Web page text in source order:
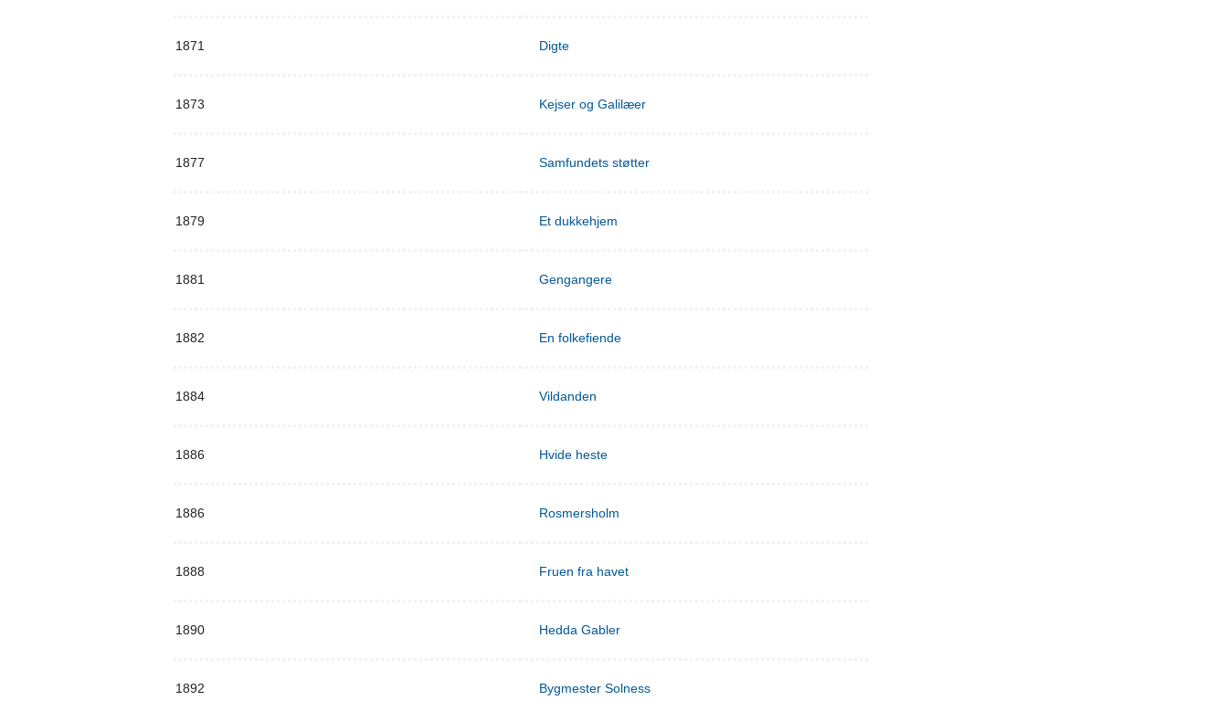
1871 Digte
1873 Kejser og Galilæer
1877 Samfundets støtter
1879 Et dukkehjem
1881 Gengangere
1882 En folkefiende
1884 Vildanden
1886 Hvide heste
1886 Rosmersholm
1888 Fruen fra havet
1890 Hedda Gabler
1892 Bygmester Solness